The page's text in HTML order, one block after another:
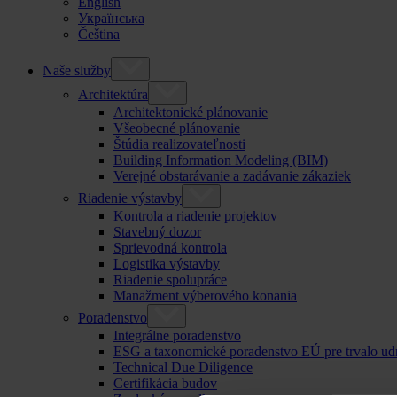
Українська
Čeština
Naše služby
Architektúra
Architektonické plánovanie
Všeobecné plánovanie
Štúdia realizovateľnosti
Building Information Modeling (BIM)
Verejné obstarávanie a zadávanie zákaziek
Riadenie výstavby
Kontrola a riadenie projektov
Stavebný dozor
Sprievodná kontrola
Logistika výstavby
Riadenie spolupráce
Manažment výberového konania
Poradenstvo
Integrálne poradenstvo
ESG a taxonomické poradenstvo EÚ pre trvalo
Technical Due Diligence
Certifikácia budov